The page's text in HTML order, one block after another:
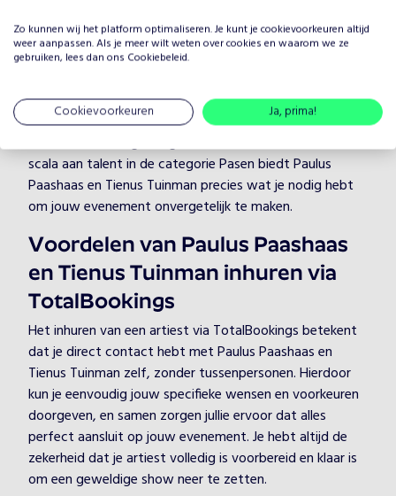
artiest in de categorie Pasen, die je evenement naar een
hoger niveau tilt. Paulus Paashaas en Tienus Tuinman
kan boeien en vermaken, ongeacht de setting.
Bij TotalBookings begrijpen we hoe belangrijk de juiste
sfeer is voor een geslaagd evenement. Met een breed
scala aan talent in de categorie Pasen biedt Paulus
Paashaas en Tienus Tuinman precies wat je nodig hebt
om jouw evenement onvergetelijk te maken.
Voordelen van Paulus Paashaas
en Tienus Tuinman inhuren via
TotalBookings
Het inhuren van een artiest via TotalBookings betekent
dat je direct contact hebt met Paulus Paashaas en
Tienus Tuinman zelf, zonder tussenpersonen. Hierdoor
kun je eenvoudig jouw specifieke wensen en voorkeuren
doorgeven, en samen zorgen jullie ervoor dat alles
perfect aansluit op jouw evenement. Je hebt altijd de
zekerheid dat je artiest volledig is voorbereid en klaar is
om een geweldige show neer te zetten.
Zo kunnen wij het platform optimaliseren. Je kunt je cookievoorkeuren altijd
weer aanpassen. Als je meer wilt weten over cookies en waarom we ze
gebruiken, lees dan ons Cookiebeleid.
Cookievoorkeuren Ja, prima!